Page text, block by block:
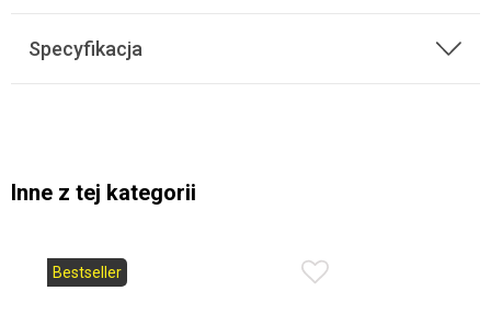
Specyfikacja
Inne z tej kategorii
Bestseller